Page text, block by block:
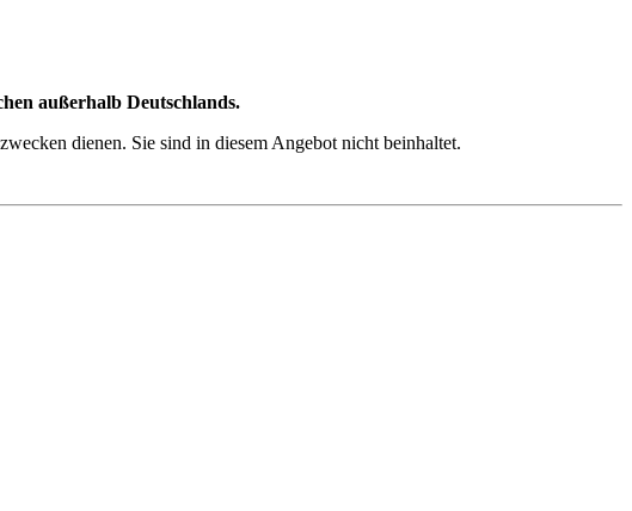
außerhalb Deutschlands.
dienen. Sie sind in diesem Angebot nicht beinhaltet.